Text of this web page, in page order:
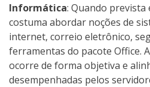
Informática: Quando prevista
costuma abordar noções de
internet, correio eletrônico,
ferramentas do pacote Office.
ocorre de forma objetiva e
desempenhadas pelos